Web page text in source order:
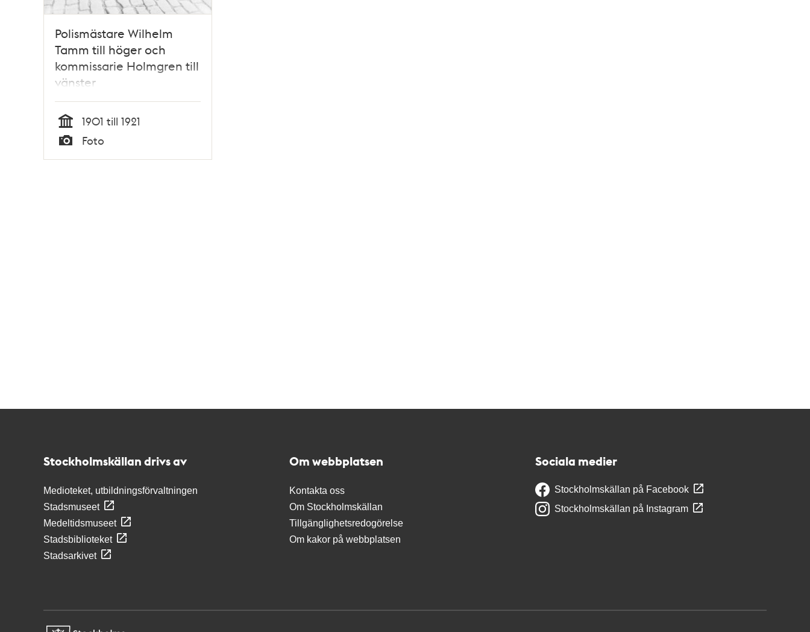
Polismästare Wilhelm
Tamm till höger och
kommissarie Holmgren till
vänster
Tid
1901 till 1921
Typ
Foto
Stockholmskällan drivs av
Medioteket, utbildningsförvaltningen
Stadsmuseet
Medeltidsmuseet
Stadsbiblioteket
Stadsarkivet
Om webbplatsen
Kontakta oss
Om Stockholmskällan
Tillgänglighetsredogörelse
Om kakor på webbplatsen
Sociala medier
Stockholmskällan på Facebook
Stockholmskällan på Instagram